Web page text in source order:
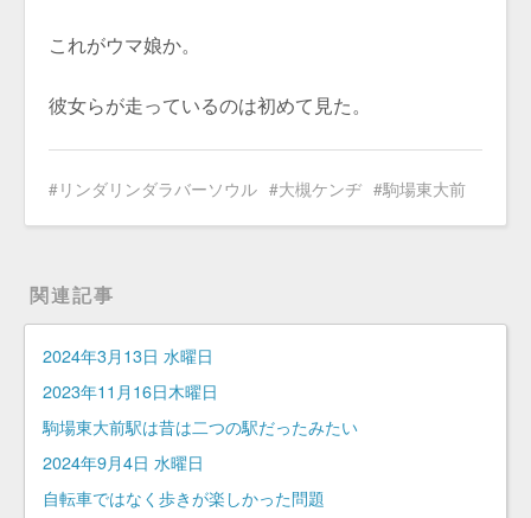
これがウマ娘か。
彼女らが走っているのは初めて見た。
リンダリンダラバーソウル 大槻ケンヂ 駒場東大前
関連記事
2024年3月13日 水曜日
2023年11月16日木曜日
駒場東大前駅は昔は二つの駅だったみたい
2024年9月4日 水曜日
自転車ではなく歩きが楽しかった問題